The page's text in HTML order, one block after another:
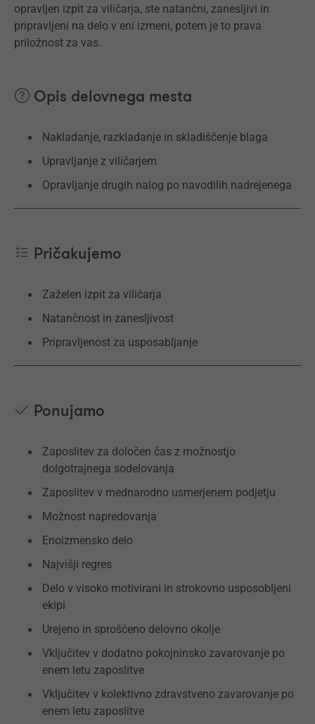
opravljen izpit za viličarja, ste natančni, zanesljivi in
pripravljeni na delo v eni izmeni, potem je to prava
priložnost za vas.
Opis delovnega mesta
Nakladanje, razkladanje in skladiščenje blaga
Upravljanje z viličarjem
Opravljanje drugih nalog po navodilih nadrejenega
Pričakujemo
Zaželen izpit za viličarja
Natančnost in zanesljivost
Pripravljenost za usposabljanje
Ponujamo
Zaposlitev za določen čas z možnostjo
dolgotrajnega sodelovanja
Zaposlitev v mednarodno usmerjenem podjetju
Možnost napredovanja
Enoizmensko delo
Najvišji regres
Delo v visoko motivirani in strokovno usposobljeni
ekipi
Urejeno in sproščeno delovno okolje
Vključitev v dodatno pokojninsko zavarovanje po
enem letu zaposlitve
Vključitev v kolektivno zdravstveno zavarovanje po
enem letu zaposlitve